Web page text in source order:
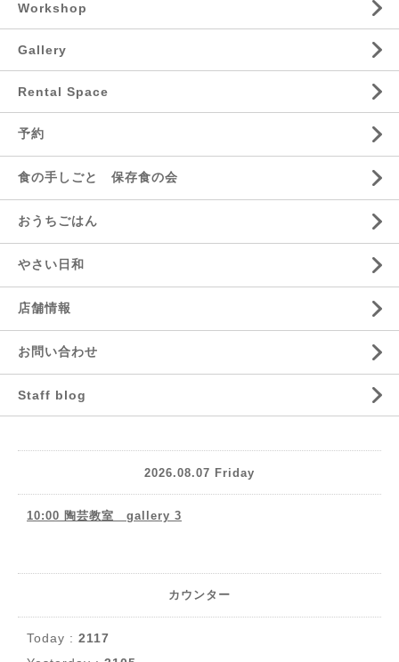
Workshop
Gallery
Rental Space
予約
食の手しごと 保存食の会
おうちごはん
やさい日和
店舗情報
お問い合わせ
Staff blog
2026.08.07 Friday
10:00 陶芸教室 gallery 3
カウンター
Today : 2117